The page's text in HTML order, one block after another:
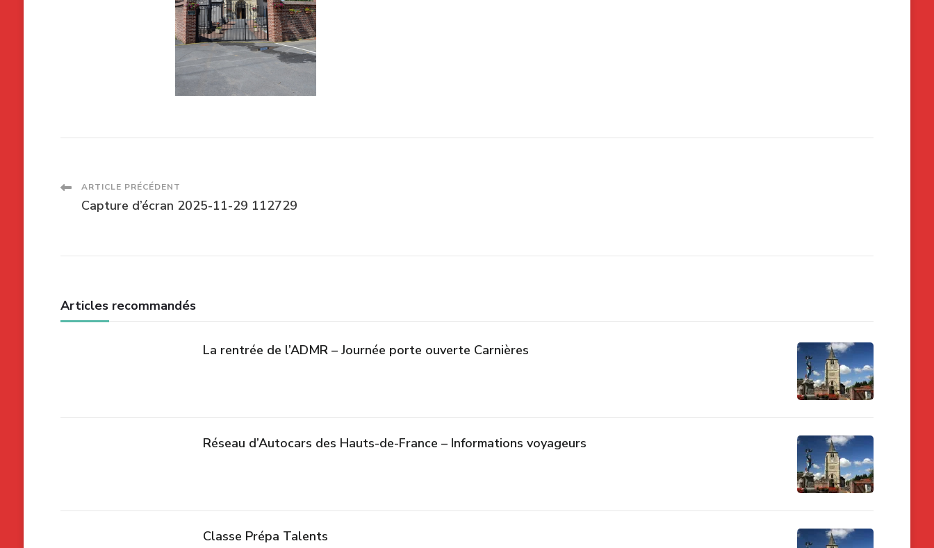
Navigation
articles
ARTICLE PRÉCÉDENT
Capture d’écran 2025-11-29 112729
Articles recommandés
La rentrée de l’ADMR – Journée porte ouverte Carnières
Réseau d’Autocars des Hauts-de-France – Informations voyageurs
Classe Prépa Talents